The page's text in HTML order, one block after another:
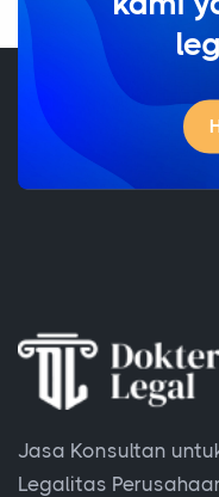
Jasa Konsultan
Legalitas